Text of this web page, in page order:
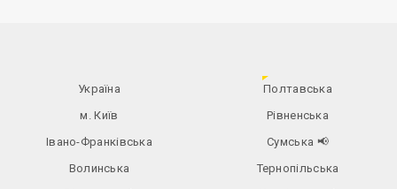
Україна
м. Київ
Івано-Франківська
Волинська
Полтавська
Рівненська
Сумська 📢
Тернопільська